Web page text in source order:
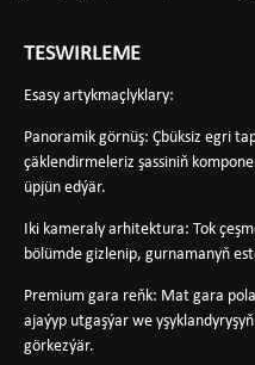
TESWIRLEME
Esasy artykmaçlyklary:
Panoramik görnüş: Çbüksiz egri
çäklendirmeleriz şassiniň
üpjün edýär.
Iki kameraly arhitektura: Tok
bölümde gizlenip, gurnamanyň
Premium gara reňk: Mat gara
ajaýyp utgaşýar we
görkezýär.